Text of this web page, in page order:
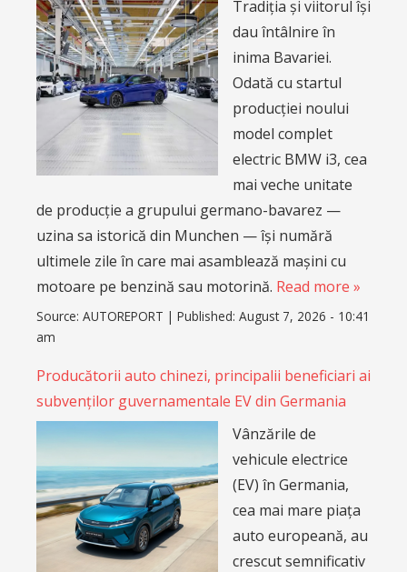
Tradiția și viitorul își
dau întâlnire în
inima Bavariei.
Odată cu startul
producției noului
model complet
electric BMW i3, cea
mai veche unitate
de producție a grupului germano-bavarez —
uzina sa istorică din Munchen — își numără
ultimele zile în care mai asamblează mașini cu
motoare pe benzină sau motorină. Read more »
Source: AUTOREPORT | Published: August 7, 2026 - 10:41
am
Producătorii auto chinezi, principalii beneficiari ai
subvenților guvernamentale EV din Germania
Vânzările de
vehicule electrice
(EV) în Germania,
cea mai mare piața
auto europeană, au
crescut semnificativ